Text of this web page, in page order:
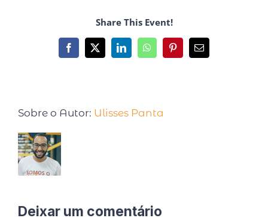
Share This Event!
Sobre o Autor: Ulisses Panta
Deixar um comentário